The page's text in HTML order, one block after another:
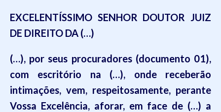
EXCELENTÍSSIMO SENHOR DOUTOR JUIZ
DE DIREITO DA (…)
(…), por seus procuradores (documento 01),
com escritório na (…), onde receberão
intimações, vem, respeitosamente, perante
Vossa Excelência, aforar, em face de (…) a